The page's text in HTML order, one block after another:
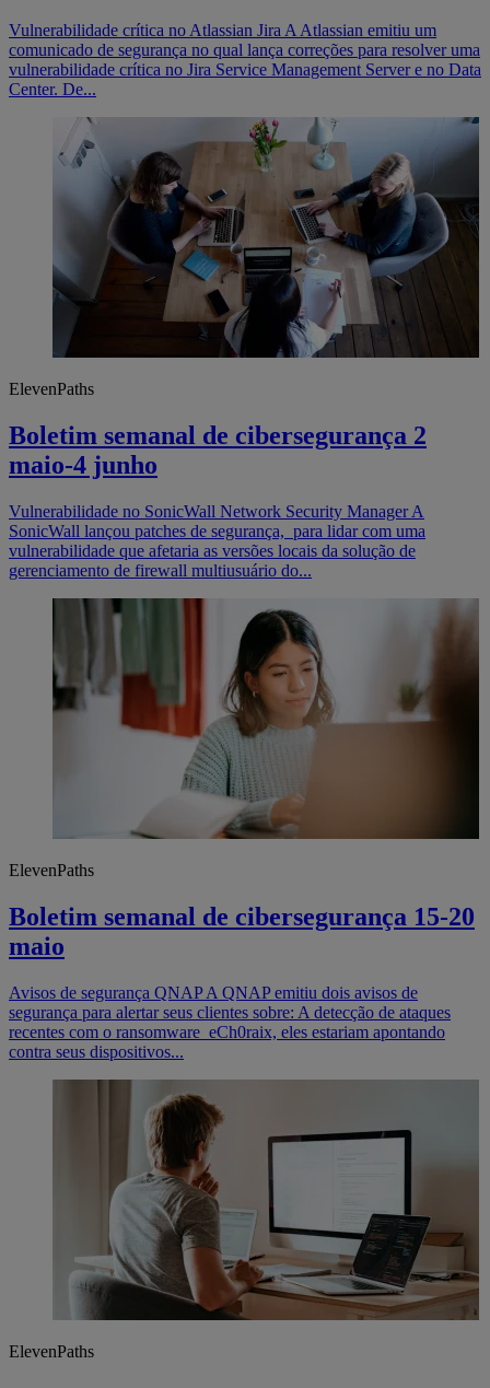
Vulnerabilidade crítica no Atlassian Jira A Atlassian emitiu um
comunicado de segurança no qual lança correções para resolver uma
vulnerabilidade crítica no Jira Service Management Server e no Data
Center. De...
ElevenPaths
Boletim semanal de cibersegurança 2
maio-4 junho
Vulnerabilidade no SonicWall Network Security Manager A
SonicWall lançou patches de segurança, para lidar com uma
vulnerabilidade que afetaria as versões locais da solução de
gerenciamento de firewall multiusuário do...
ElevenPaths
Boletim semanal de cibersegurança 15-20
maio
Avisos de segurança QNAP A QNAP emitiu dois avisos de
segurança para alertar seus clientes sobre: A detecção de ataques
recentes com o ransomware eCh0raix, eles estariam apontando
contra seus dispositivos...
ElevenPaths